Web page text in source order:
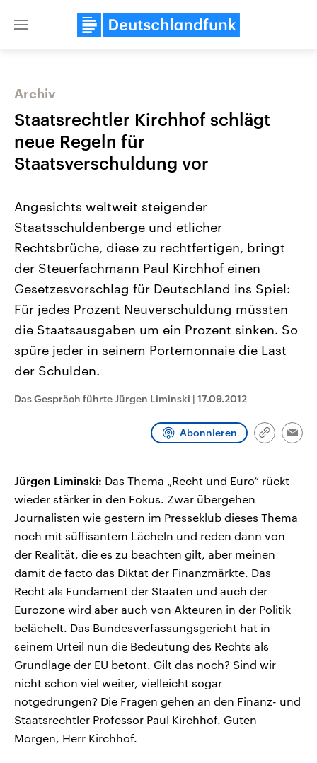
Close
Landtagswahl Sachsen-Anhalt
Alle Informationen
September 2026 einen neuen
Landtag. Seit 2021 wird das
Bundesland von einer Koalition aus
CDU, SPD und FDP regiert.-
Umfragen, Prognosen,
Wahlprogramme, aktuelle Berichte
und Hintergründe zu den Parteien
und Kandidaten der anstehenden
USA
Aktuelle Beiträge,
Hintergründe
gehören die Vereinigten
den mächtigsten Ländern
mit großem Einfluss auf
aktuelle Weltgeschehen.
Sendungen Programm Podcasts
Audio-Archiv
Archiv
Staatsrechtler Kirchhof schlägt
neue Regeln für
Staatsverschuldung vor
Angesichts weltweit steigender
Staatsschuldenberge und etlicher
Rechtsbrüche, diese zu rechtfertigen, bringt
der Steuerfachmann Paul Kirchhof einen
Gesetzesvorschlag für Deutschland ins Spiel:
Für jedes Prozent Neuverschuldung müssten
die Staatsausgaben um ein Prozent sinken. So
spüre jeder in seinem Portemonnaie die Last
der Schulden.
Das Gespräch führte Jürgen Liminski | 17.09.2012
Abonnieren
Link
Jürgen Liminski: Das Thema „Recht und Euro“ rückt
wieder stärker in den Fokus. Zwar übergehen
Journalisten wie gestern im Presseklub dieses Thema
noch mit süffisantem Lächeln und reden dann von
der Realität, die es zu beachten gilt, aber meinen
damit de facto das Diktat der Finanzmärkte. Das
Recht als Fundament der Staaten und auch der
Eurozone wird aber auch von Akteuren in der Politik
belächelt. Das Bundesverfassungsgericht hat in
seinem Urteil nun die Bedeutung des Rechts als
Grundlage der EU betont. Gilt das noch? Sind wir
nicht schon viel weiter, vielleicht sogar
notgedrungen? Die Fragen gehen an den Finanz- und
Staatsrechtler Professor Paul Kirchhof. Guten
Morgen, Herr Kirchhof.